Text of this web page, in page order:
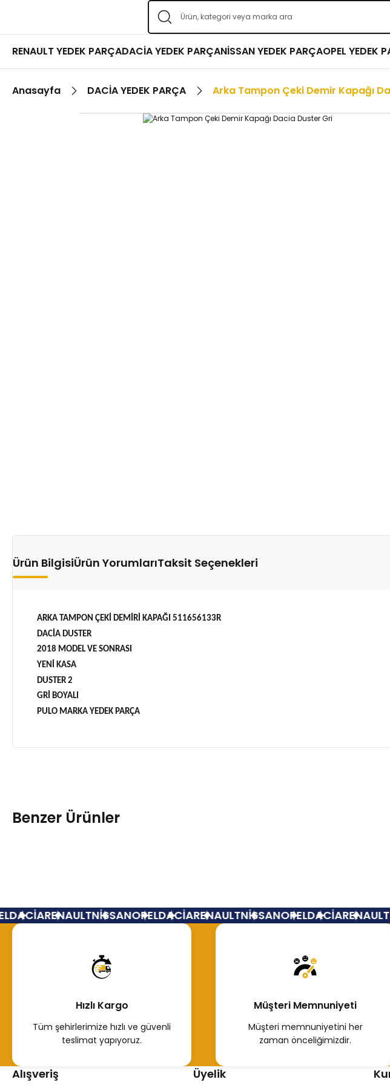
RENAULT YEDEK PARÇADACİA YEDEK PARÇANİSSAN YEDEK PARÇAOPEL YEDEK
Anasayfa DACİA YEDEK PARÇA Arka Tampon Çeki Demir Kapağı
Ürün BilgisiÜrün YorumlarıTaksit Seçenekleri
ARKA TAMPON ÇEKİ DEMİRİ KAPAĞI 511656133R
DACİA DUSTER
2018 MODEL VE SONRASI
YENİ KASA
DUSTER 2
GRİ BOYALI
PULO MARKA YEDEK PARÇA
Benzer Ürünler
Hemen İncele
Tükendi
Dacia Duster Arka Tampon Kapağı Gri
RENAULTNİSSANOPELDACİARENAULTNİSSANOPELDACİARENAULT
Hızlı Kargo
Tüm şehirlerimize hızlı ve güvenli
teslimat yapıyoruz.
Müşteri Memnuniyeti
Müşteri memnuniyetini her
zaman önceliğimizdir.
Alışveriş Üyelik